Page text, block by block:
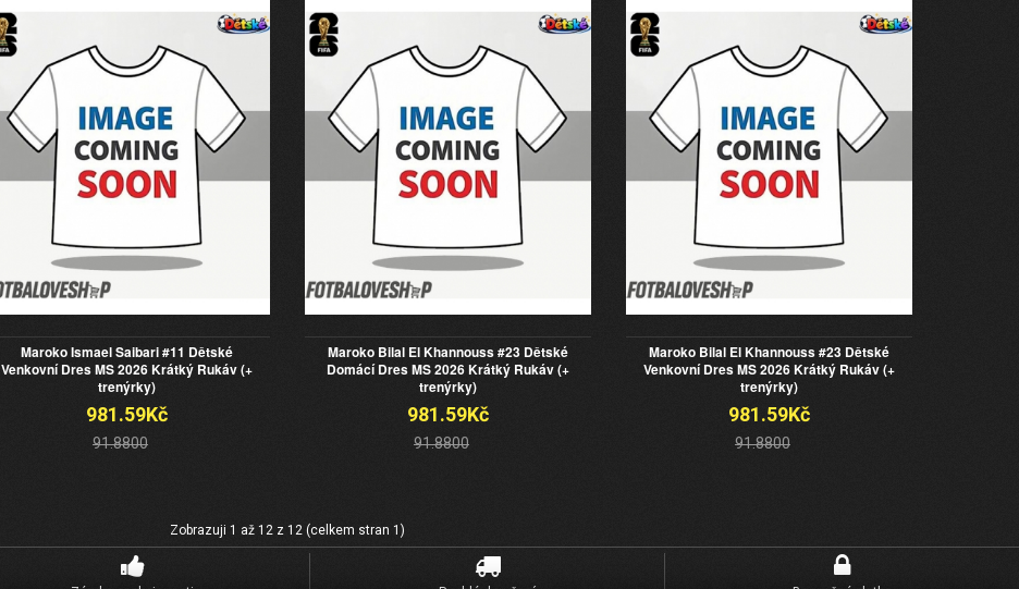
Maroko Ismael Saibari #11 Dětské
Venkovní Dres MS 2026 Krátký Rukáv (+
trenýrky)
981.59Kč
91.8800
Maroko Bilal El Khannouss #23 Dětské
Domácí Dres MS 2026 Krátký Rukáv (+
trenýrky)
981.59Kč
91.8800
Maroko Bilal El Khannouss #23 Dětské
Venkovní Dres MS 2026 Krátký Rukáv (+
trenýrky)
981.59Kč
91.8800
Zobrazuji 1 až 12 z 12 (celkem stran 1)